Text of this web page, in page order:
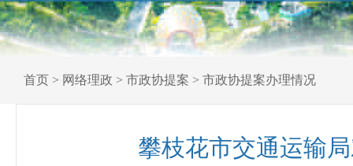
首页 > 网络理政 > 市政协提案 > 市政协提案办理情况
攀枝花市交通运输